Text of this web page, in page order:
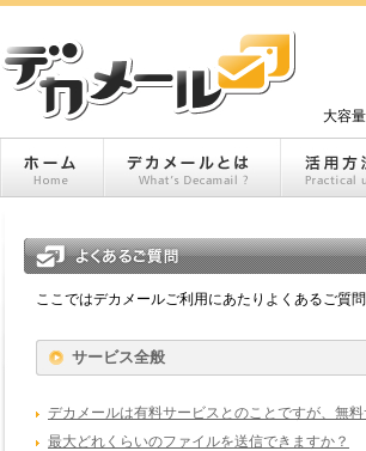
大容
ここではデカメールご利用にあたりよくあるご質
サービス全般
デカメールは有料サービスとのことですが、無
最大どれくらいのファイルを送信できますか？